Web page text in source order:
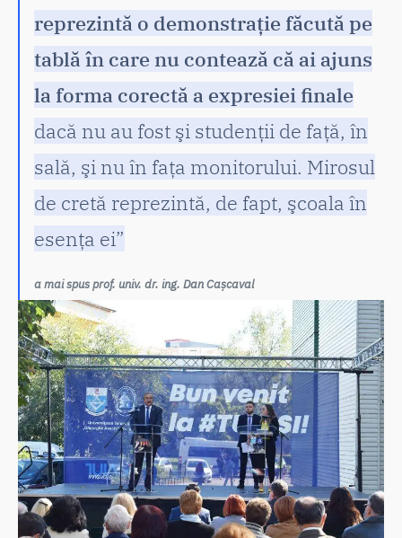
reprezintă o demonstrație făcută pe
tablă în care nu contează că ai ajuns
la forma corectă a expresiei finale
dacă nu au fost şi studenții de faţă, în
sală, şi nu în faţa monitorului. Mirosul
de cretă reprezintă, de fapt, şcoala în
esenţa ei”
a mai spus prof. univ. dr. ing. Dan Cașcaval